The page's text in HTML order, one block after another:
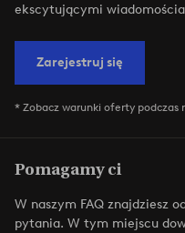
ekscytującymi
Zarejestruj się
* Zobacz warunki oferty podczas
Pomagamy ci
W naszym FAQ znajdziesz
pytania. W tym miejscu